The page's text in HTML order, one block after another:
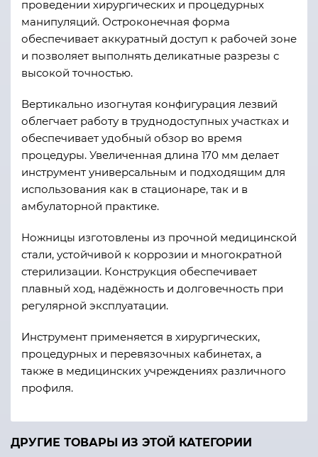
проведении хирургических и процедурных
манипуляций. Остроконечная форма
обеспечивает аккуратный доступ к рабочей зоне
и позволяет выполнять деликатные разрезы с
высокой точностью.
Вертикально изогнутая конфигурация лезвий
облегчает работу в труднодоступных участках и
обеспечивает удобный обзор во время
процедуры. Увеличенная длина 170 мм делает
инструмент универсальным и подходящим для
использования как в стационаре, так и в
амбулаторной практике.
Ножницы изготовлены из прочной медицинской
стали, устойчивой к коррозии и многократной
стерилизации. Конструкция обеспечивает
плавный ход, надёжность и долговечность при
регулярной эксплуатации.
Инструмент применяется в хирургических,
процедурных и перевязочных кабинетах, а
также в медицинских учреждениях различного
профиля.
ДРУГИЕ ТОВАРЫ ИЗ ЭТОЙ КАТЕГОРИИ